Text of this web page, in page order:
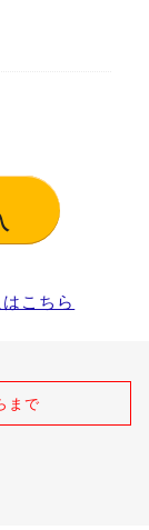
こちら
まで